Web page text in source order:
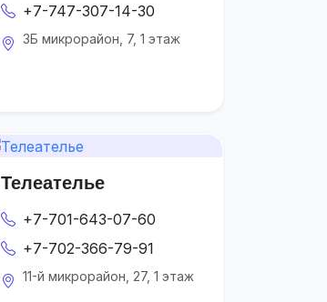
+7-747-307-14-30
3Б микрорайон, 7, 1 этаж
Телеателье
+7-701-643-07-60
+7-702-366-79-91
11-й микрорайон, 27, 1 этаж